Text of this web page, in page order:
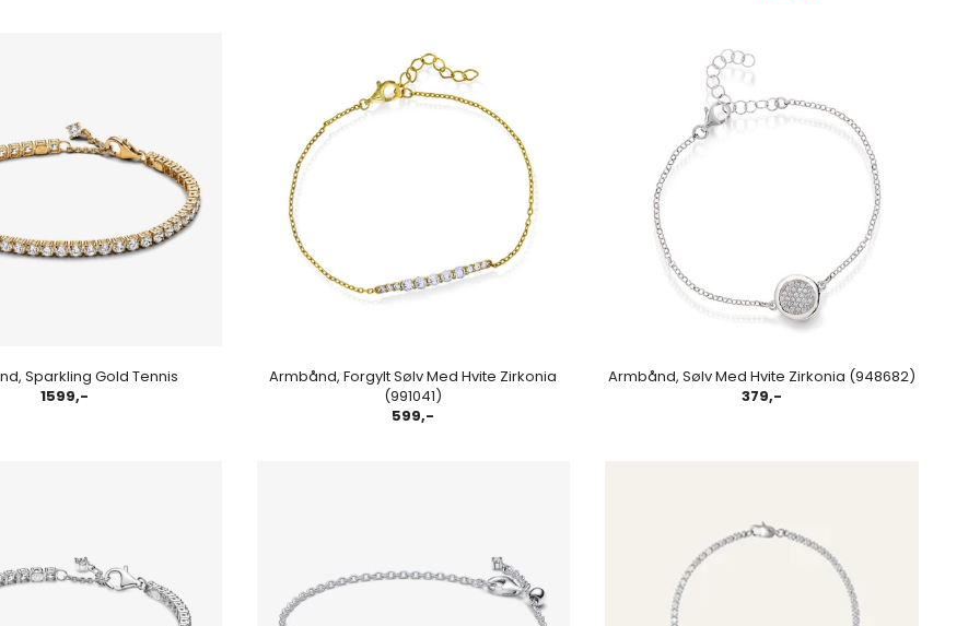
Sparkling Gold Tennis
1599,-
Armbånd, Forgylt Sølv Med Hvite Zirkonia
(991041)
599,-
Armbånd, Sølv Med Hvite Zirkonia (948682)
379,-